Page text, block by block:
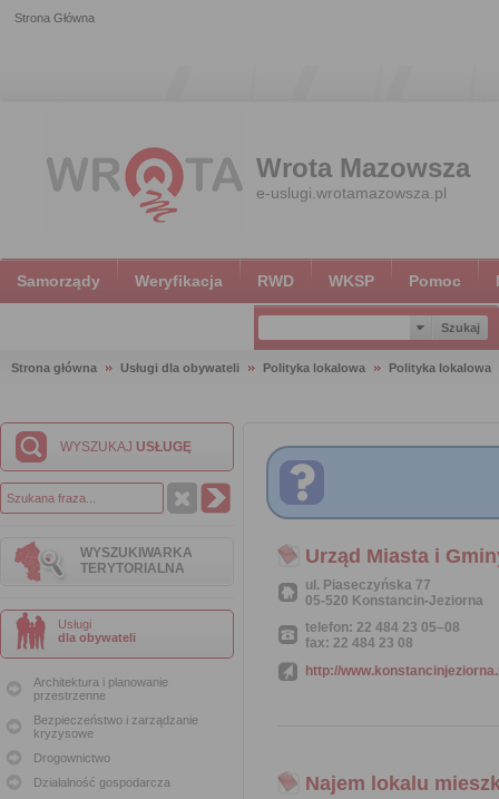
Strona Główna
Wrota Mazowsza
e-uslugi.wrotamazowsza.pl
Samorządy Weryfikacja RWD WKSP Pomoc
Strona główna Usługi dla obywateli Polityka lokalowa Polityka lokalowa
WYSZUKAJ USŁUGĘ
WYSZUKIWARKA
TERYTORIALNA
Usługi
dla obywateli
Architektura i planowanie
przestrzenne
Bezpieczeństwo i zarządzanie
kryzysowe
Drogownictwo
Działalność gospodarcza
Urząd Miasta i
ul. Piaseczyńska 77
05-520 Konstancin-Jeziorna
telefon: 22 484 23 05–08
fax: 22 484 23 08
http://
Najem lokalu